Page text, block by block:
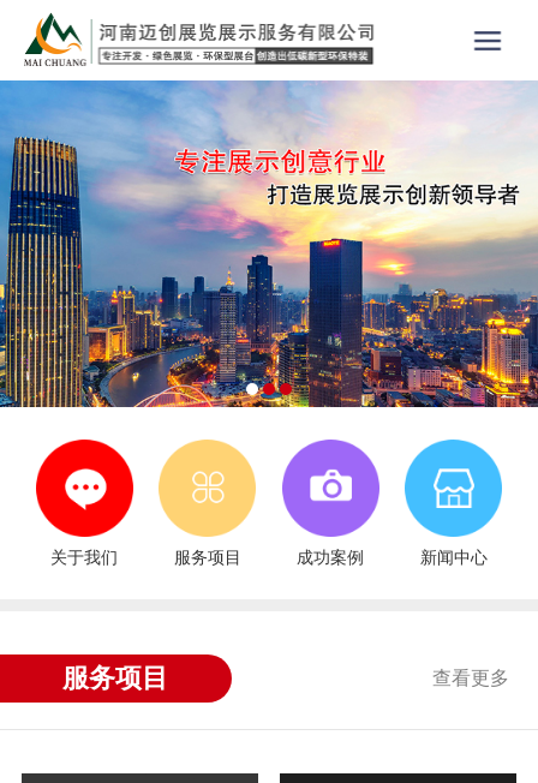
关于我们 服务项目 成功案例 新闻中心
服务项目 查看更多